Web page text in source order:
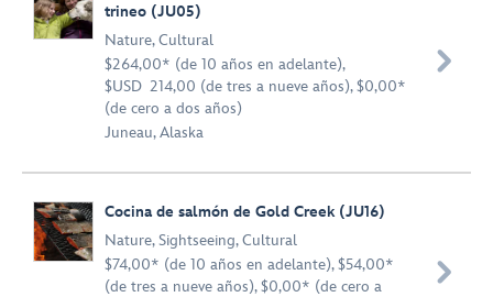
trineo (JU05)
Nature,Cultural
$264,00* (de 10 años en adelante),
$USD 214,00 (de tres a nueve años), $0,00*
(de cero a dos años)
Juneau, Alaska

Cocina de salmón de Gold Creek (JU16)
Nature,Sightseeing,Cultural
$74,00* (de 10 años en adelante), $54,00*
(de tres a nueve años), $0,00* (de cero a
